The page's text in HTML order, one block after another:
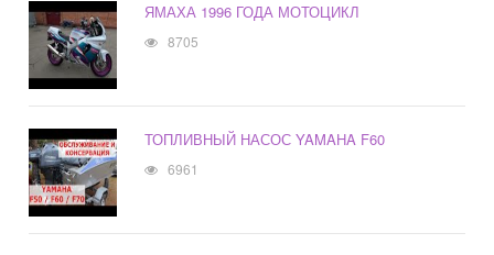
ЯМАХА 1996 ГОДА МОТОЦИКЛ
8705
ТОПЛИВНЫЙ НАСОС YAMAHA F60
6961